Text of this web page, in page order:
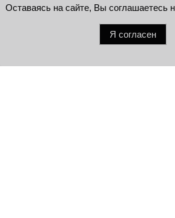
Оставаясь на сайте, Вы соглашаетесь
Я согласен